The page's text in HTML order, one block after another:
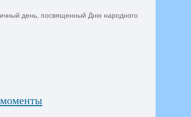
день, посвященный Дню народного